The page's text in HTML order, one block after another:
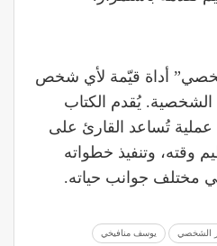
أداة قيّمة لأي شخص
يُقدم الكتاب
تُساعد القارئ على
وتنفيذ خطواته
في مختلف جوانب حياته.
الشخصي يوسف منافيخي